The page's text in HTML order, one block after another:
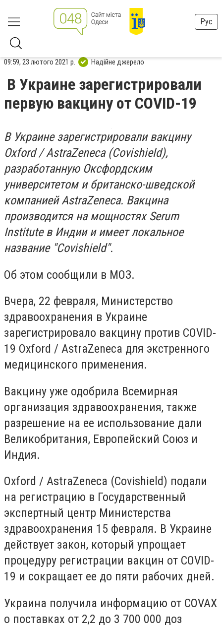
Рус
09:59, 23 лютого 2021 р. Надійне джерело
В Украине зарегистрировали
первую вакцину от COVID-19
В Украине зарегистрировали вакцину
Oxford / AstraZeneca (Covishield),
разработанную Оксфордским
университетом и британско-шведской
компанией AstraZeneca. Вакцина
производится на мощностях Serum
Institute в Индии и имеет локальное
название "Covishield".
Об этом сообщили в МОЗ.
Вчера, 22 февраля, Министерство
здравоохранения в Украине
зарегистрировало вакцину против COVID-
19 Oxford / AstraZeneca для экстренного
медицинского применения.
Вакцину уже одобрила Всемирная
организация здравоохранения, также
разрешение на ее использование дали
Великобритания, Европейский Союз и
Индия.
Oxford / AstraZeneca (Covishield) подали
на регистрацию в Государственный
экспертный центр Министерства
здравоохранения 15 февраля. В Украине
действует закон, который упрощает
процедуру регистрации вакцин от COVID-
19 и сокращает ее до пяти рабочих дней.
Украина получила информацию от COVAX
о поставках от 2,2 до 3 700 000 доз